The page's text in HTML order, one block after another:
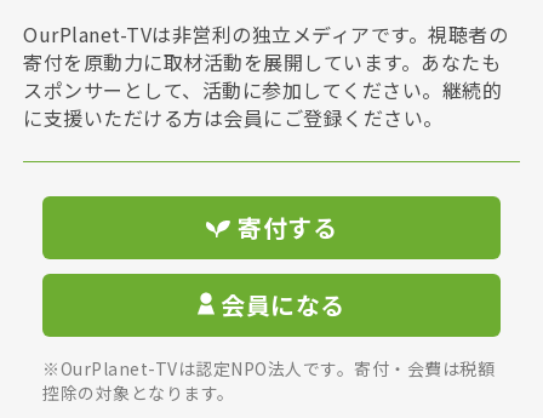
OurPlanet-TVは非営利の独立メディアです。視聴者の
寄付を原動力に取材活動を展開しています。あなたも
スポンサーとして、活動に参加してください。継続的
に支援いただける方は会員にご登録ください。
寄付する
会員になる
※OurPlanet-TVは認定NPO法人です。寄付・会費は税額
控除の対象となります。